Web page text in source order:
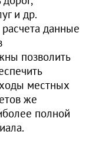
и др.
данные
позволить
местных
же
полной